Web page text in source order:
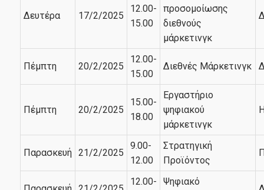
Δευτέρα 17/2/2025
12.00-
15.00
προσομοίωσης
διεθνούς
μάρκετινγκ
Πέμπτη 20/2/2025
12.00-
15.00
Διεθνές Μάρκετινγκ
Πέμπτη 20/2/2025
15.00-
18.00
Εργαστήριο
ψηφιακού
μάρκετινγκ
Παρασκευή 21/2/2025
9.00-
12.00
Στρατηγική
Προϊόντος
12.00-
Ψηφιακό